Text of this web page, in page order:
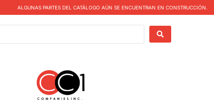
ALGUNAS PARTES DEL CATÁLOGO AÚN SE ENCUENTRAN EN CONSTRUCCIÓN.